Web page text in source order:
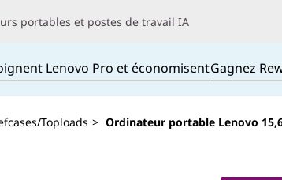
portables et postes de travail IA
Lenovo Pro et économisentGagnez
Toploads > Ordinateur portable Lenovo